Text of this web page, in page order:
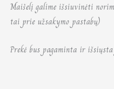
Maišelį galime išsiuvinėti
tai prie užsakymo pastabų)
Prekė bus pagaminta ir